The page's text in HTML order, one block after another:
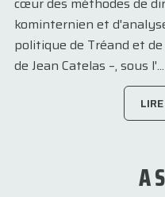
kominternien et
politique de Tréand et
de Jean Catelas –, sous l'...
A